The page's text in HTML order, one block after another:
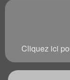
Cliquez ici